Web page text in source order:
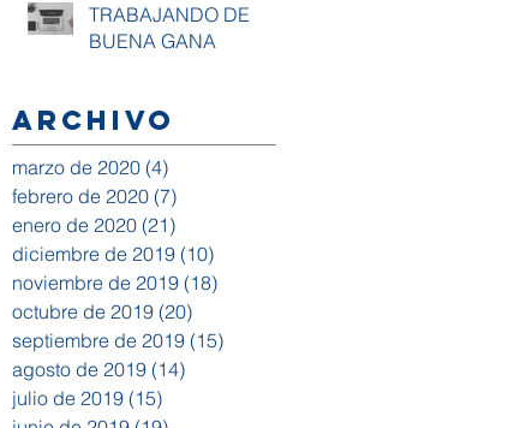
TRABAJANDO DE
BUENA GANA
Archivo
marzo de 2020 (4)
febrero de 2020 (7)
enero de 2020 (21)
diciembre de 2019 (10)
noviembre de 2019 (18)
octubre de 2019 (20)
septiembre de 2019 (15)
agosto de 2019 (14)
julio de 2019 (15)